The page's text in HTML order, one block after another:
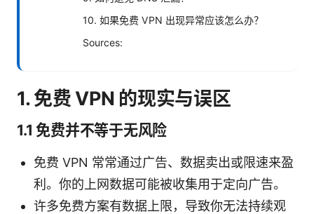
10. 如果免费 VPN 出现异常应该怎么办？
Sources:
1. 免费 VPN 的现实与误区
1.1 免费并不等于无风险
免费 VPN 常常通过广告、数据卖出或限速来盈
利。你的上网数据可能被收集用于定向广告。
许多免费方案有数据上限，导致你无法持续观